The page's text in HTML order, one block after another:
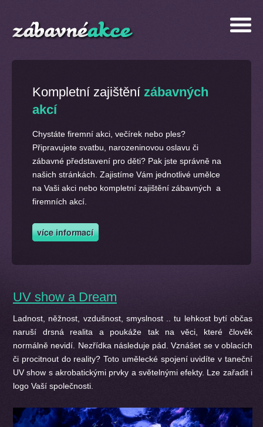
Kompletní zajištění zábavných
akcí
Chystáte firemní akci, večírek nebo ples?
Připravujete svatbu, narozeninovou oslavu či
zábavné představení pro děti? Pak jste správně na
našich stránkách. Zajistíme Vám jednotlivé umělce
na Vaši akci nebo kompletní zajištění zábavných a
firemních akcí.
UV show a Dream
Ladnost, něžnost, vzdušnost, smyslnost .. tu lehkost bytí občas
naruší drsná realita a poukáže tak na věci, které člověk
normálně nevidí. Nezřídka následuje pád. Vznášet se v oblacích
či procitnout do reality? Toto umělecké spojení uvidíte v taneční
UV show s akrobatickými prvky a světelnými efekty. Lze zařadit i
logo Vaší společnosti.